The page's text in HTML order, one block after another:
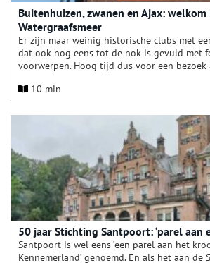
Buitenhuizen, zwanen en Ajax: welkom
Watergraafsmeer
Er zijn maar weinig historische clubs met
dat ook nog eens tot de nok is gevuld met
voorwerpen. Hoog tijd dus voor een bezoek
10 min
50 jaar Stichting Santpoort: ‘parel aan
Santpoort is wel eens ‘een parel aan het
Kennemerland’ genoemd. En als het aan